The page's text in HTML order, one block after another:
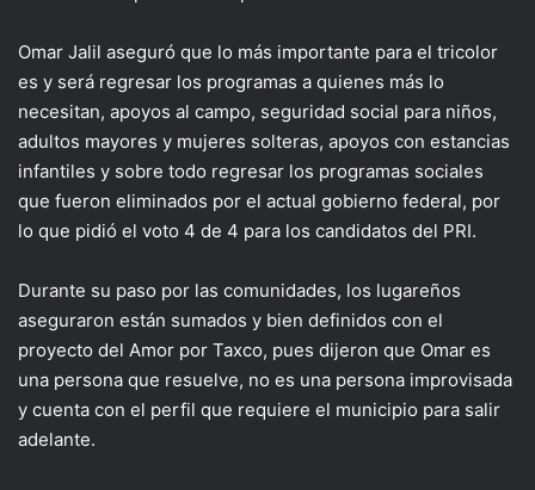
Omar Jalil aseguró que lo más importante para el tricolor
es y será regresar los programas a quienes más lo
necesitan, apoyos al campo, seguridad social para niños,
adultos mayores y mujeres solteras, apoyos con estancias
infantiles y sobre todo regresar los programas sociales
que fueron eliminados por el actual gobierno federal, por
lo que pidió el voto 4 de 4 para los candidatos del PRI.
Durante su paso por las comunidades, los lugareños
aseguraron están sumados y bien definidos con el
proyecto del Amor por Taxco, pues dijeron que Omar es
una persona que resuelve, no es una persona improvisada
y cuenta con el perfil que requiere el municipio para salir
adelante.